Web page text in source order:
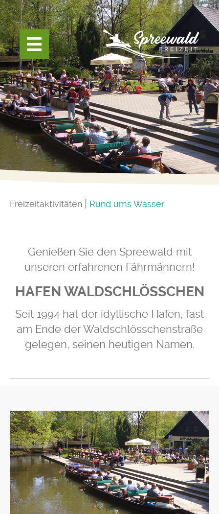
Freizeitaktivitäten Rund ums Wasser
Genießen Sie den Spreewald mit
unseren erfahrenen Fährmännern!
HAFEN WALDSCHLÖSSCHEN
Seit 1994 hat der idyllische Hafen, fast
am Ende der Waldschlösschenstraße
gelegen, seinen heutigen Namen.